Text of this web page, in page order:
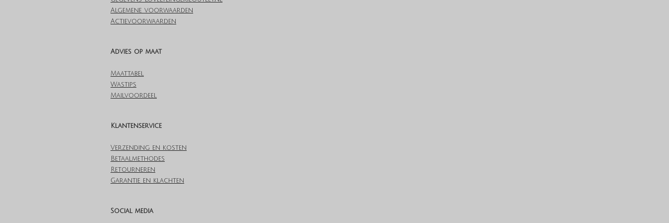
Algemene voorwaarden
Actievoorwaarden
Advies op maat
Maattabel
Wastips
Mailvoordeel
Klantenservice
Verzending en kosten
Betaalmethodes
Retourneren
Garantie en klachten
Social media